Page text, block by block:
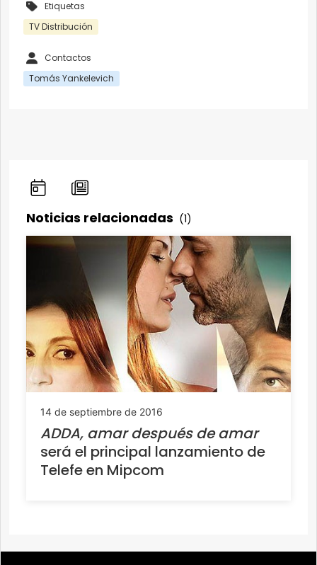
Etiquetas
TV Distribución
Contactos
Tomás Yankelevich
Noticias relacionadas (1)
14 de septiembre de 2016
ADDA, amar después de amar
será el principal lanzamiento de
Telefe en Mipcom